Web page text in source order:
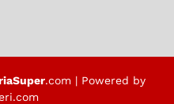
.com | Powered by